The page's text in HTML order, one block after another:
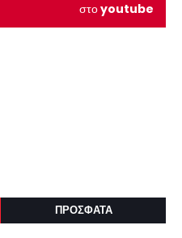
στοyoutube
ΠΡΟΣΦΑΤΑ